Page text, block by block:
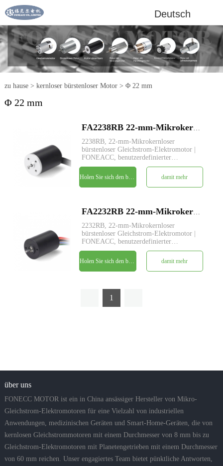
Deutsch
zu hause> kernloser bürstenloser Motor> Φ 22 mm
Φ 22 mm
2238RB, 22-mm-Mikrokernloser
bürstenloser Gleichstrom-Elektromotor |
FONEACC, benutzerdefinierter
Parameterdienst verfügbar.
damit mehr
2232RB, 22-mm-Mikrokernloser
bürstenloser Gleichstrom-Elektromotor |
FONEACC, benutzerdefinierter
Parameterdienst verfügbar.
damit mehr
1
über uns
FONECC MOTOR ist ein in China ansässiger Hersteller von Mikro-
Gleichstrom-Elektromotoren für eine Vielzahl von industriellen
Anwendungen, medizinischen Geräten und Smart-Home-Geräten, die von
kernlosen Gleichstrommotoren mit einem Durchmesser von 8 mm bis zu
Gleichstrom-Elektromotoren mit Planetengetrieben mit einem Durchmesser
von 60 mm reichen. Unser engagiertes Team bietet pünktliche Antworten,